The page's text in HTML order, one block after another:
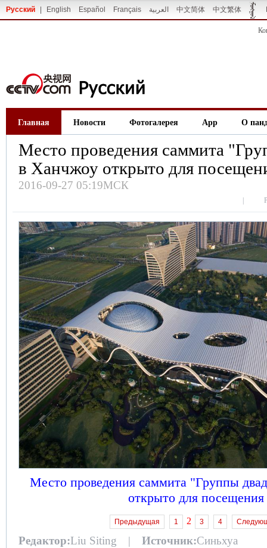
Русский English Español Français العربية 中文简体 中文繁体
Главная Новости Фотогалерея App О
Место проведения саммита
в Ханчжоу открыто для
2016-09-27 05:19МСК
Место проведения саммита "Группы
открыто для посещения
Предыдущая 1 2 3 4
Редактор:Liu Siting | Источник:Синьхуа